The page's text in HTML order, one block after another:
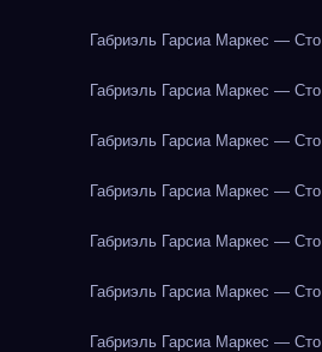
Габриэль Гарсиа Маркес —
Габриэль Гарсиа Маркес —
Габриэль Гарсиа Маркес —
Габриэль Гарсиа Маркес —
Габриэль Гарсиа Маркес —
Габриэль Гарсиа Маркес —
Габриэль Гарсиа Маркес —